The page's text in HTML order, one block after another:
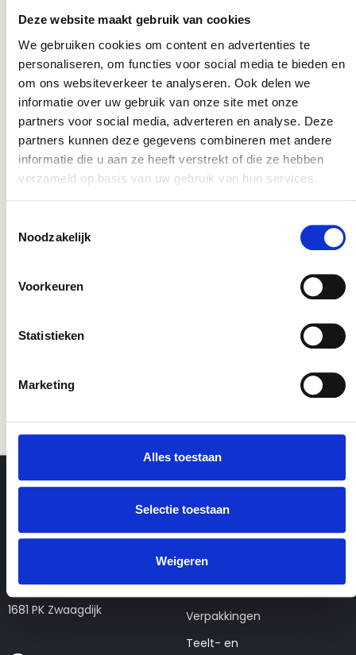
Deze website maakt gebruik van cookies
We gebruiken cookies om content en advertenties te
personaliseren, om functies voor social media te bieden en
om ons websiteverkeer te analyseren. Ook delen we
informatie over uw gebruik van onze site met onze
partners voor social media, adverteren en analyse. Deze
partners kunnen deze gegevens combineren met andere
informatie die u aan ze heeft verstrekt of die ze hebben
verzameld op basis van uw gebruik van hun services.
Noodzakelijk
Voorkeuren
Statistieken
Marketing
Alles toestaan
Selectie toestaan
Weigeren
Dit product komt voor in de volgende
categorieën:
Gerelateerde producten:
Contactgegevens
Tulpenmarkt 4
1681 PK Zwaagdijk
Seizoens- en tweedehands
artikelen
Verpakkingen
Teelt- en